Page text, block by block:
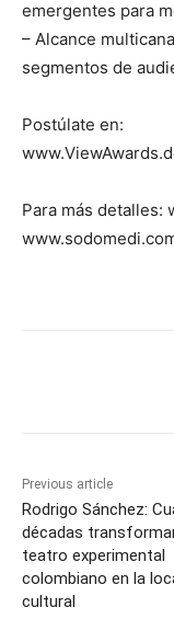
emergentes para
– Alcance
segmentos de
Postúlate en:
Para más detalles:
Previous article
Rodrigo Sánchez:
décadas
teatro experimental
colombiano en la
cultural